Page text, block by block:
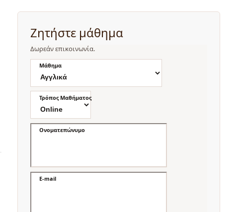
Ζητήστε μάθημα
Δωρεάν επικοινωνία.
Μάθημα
Τρόπος Μαθήματος
Ονοματεπώνυμο
E-mail